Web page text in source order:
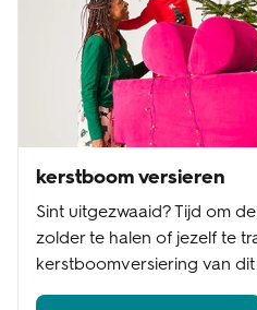
kerstboom versieren
Sint uitgezwaaid? Tijd om
zolder te halen of jezelf te
kerstboomversiering van dit